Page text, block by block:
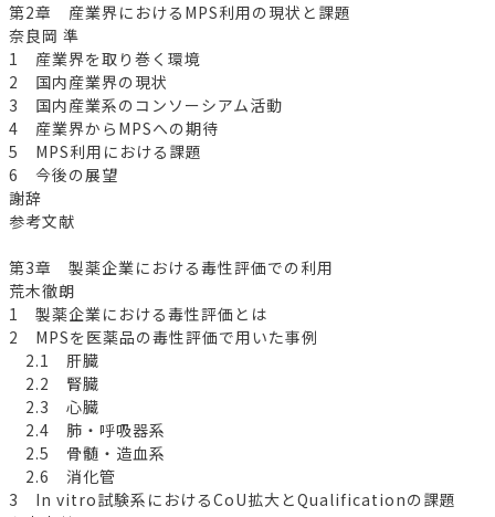
第2章 産業界におけるMPS利用の現状と課題
奈良岡 準
1 産業界を取り巻く環境
2 国内産業界の現状
3 国内産業系のコンソーシアム活動
4 産業界からMPSへの期待
5 MPS利用における課題
6 今後の展望
謝辞
参考文献
第3章 製薬企業における毒性評価での利用
荒木徹朗
1 製薬企業における毒性評価とは
2 MPSを医薬品の毒性評価で用いた事例
2.1 肝臓
2.2 腎臓
2.3 心臓
2.4 肺・呼吸器系
2.5 骨髄・造血系
2.6 消化管
3 In vitro試験系におけるCoU拡大とQualificationの課題